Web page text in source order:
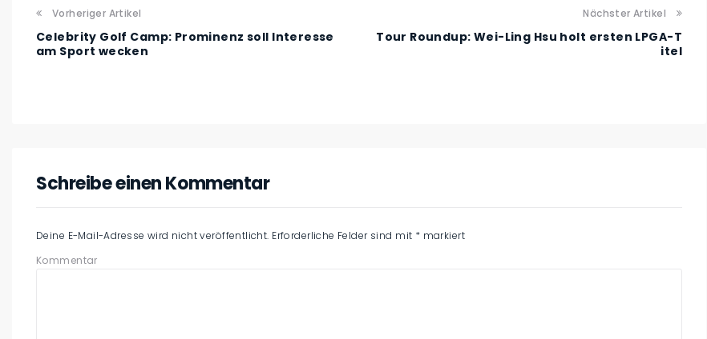
Vorheriger Artikel
Celebrity Golf Camp: Prominenz soll Interesse
am Sport wecken
Nächster Artikel
Tour Roundup: Wei-Ling Hsu holt ersten LPGA-T
itel
Schreibe einen Kommentar
Deine E-Mail-Adresse wird nicht veröffentlicht. Erforderliche Felder sind mit * markiert
Kommentar